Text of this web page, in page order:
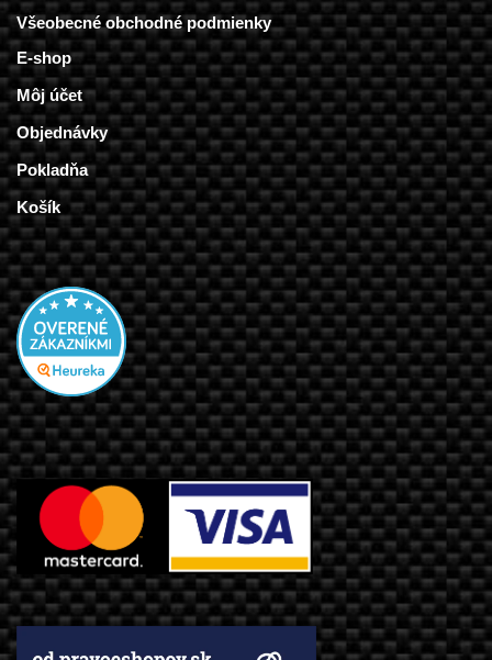
Všeobecné obchodné podmienky
E-shop
Môj účet
Objednávky
Pokladňa
Košík